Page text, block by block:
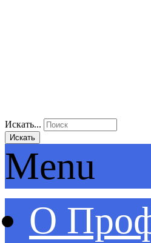
Искать...
Искать
Menu
О